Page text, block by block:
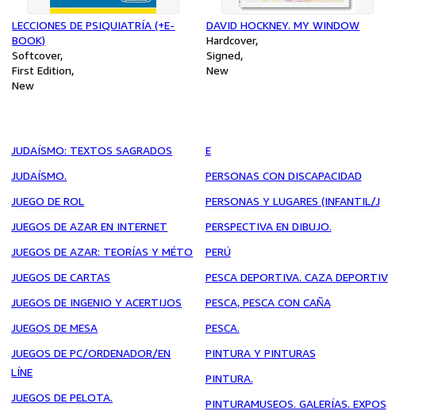
LECCIONES DE PSIQUIATRÍA (+E-
BOOK)
Softcover
First Edition
New
DAVID HOCKNEY. MY WINDOW
Hardcover
Signed
New
JUDAÍSMO: TEXTOS SAGRADOS
JUDAÍSMO.
JUEGO DE ROL
JUEGOS DE AZAR EN INTERNET
JUEGOS DE AZAR: TEORÍAS Y MÉTO
JUEGOS DE CARTAS
JUEGOS DE INGENIO Y ACERTIJOS
JUEGOS DE MESA
JUEGOS DE PC/ORDENADOR/EN
LÍNE
JUEGOS DE PELOTA.
E
PERSONAS CON DISCAPACIDAD
PERSONAS Y LUGARES (INFANTIL/J
PERSPECTIVA EN DIBUJO.
PERÚ
PESCA DEPORTIVA. CAZA DEPORTIV
PESCA, PESCA CON CAÑA
PESCA.
PINTURA Y PINTURAS
PINTURA.
PINTURAMUSEOS. GALERÍAS. EXPOS